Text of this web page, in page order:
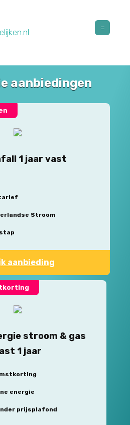
aanbiedingen
1 jaar vast
Stroom
aanbieding
stroom & gas
1 jaar
energie
prijsplafond